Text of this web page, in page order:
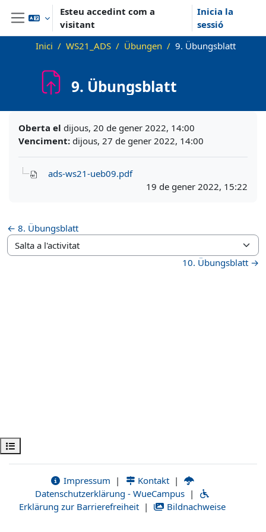
Ves al contingut principal
Panell lateral
Esteu accedint com a
visitant
Inicia la
sessió
Obre l'índex del curs
Inici WS21_ADS Übungen 9. Übungsblatt
9. Übungsblatt
Oberta el dijous, 20 de gener 2022, 14:00
Venciment: dijous, 27 de gener 2022, 14:00
ads-ws21-ueb09.pdf
19 de gener 2022, 15:22
← 8. Übungsblatt
Salta a l'activitat
10. Übungsblatt →
Impressum | Kontakt |
Datenschutzerklärung - WueCampus |
Erklärung zur Barrierefreiheit | Bildnachweise